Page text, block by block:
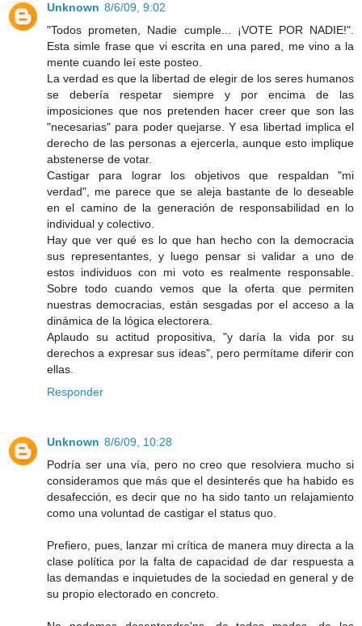
Unknown 8/6/09, 9:02
"Todos prometen, Nadie cumple... ¡VOTE POR NADIE!".
Esta simle frase que vi escrita en una pared, me vino a la
mente cuando leí este posteo.
La verdad es que la libertad de elegir de los seres humanos
se debería respetar siempre y por encima de las
imposiciones que nos pretenden hacer creer que son las
"necesarias" para poder quejarse. Y esa libertad implica el
derecho de las personas a ejercerla, aunque esto implique
abstenerse de votar.
Castigar para lograr los objetivos que respaldan "mi
verdad", me parece que se aleja bastante de lo deseable
en el camino de la generación de responsabilidad en lo
individual y colectivo.
Hay que ver qué es lo que han hecho con la democracia
sus representantes, y luego pensar si validar a uno de
estos individuos con mi voto es realmente responsable.
Sobre todo cuando vemos que la oferta que permiten
nuestras democracias, están sesgadas por el acceso a la
dinámica de la lógica electorera.
Aplaudo su actitud propositiva, "y daría la vida por su
derechos a expresar sus ideas", pero permítame diferir con
ellas.
Responder
Unknown 8/6/09, 10:28
Podría ser una vía, pero no creo que resolviera mucho si
consideramos que más que el desinterés que ha habido es
desafección, es decir que no ha sido tanto un relajamiento
como una voluntad de castigar el status quo.
Prefiero, pues, lanzar mi crítica de manera muy directa a la
clase política por la falta de capacidad de dar respuesta a
las demandas e inquietudes de la sociedad en general y de
su propio electorado en concreto.